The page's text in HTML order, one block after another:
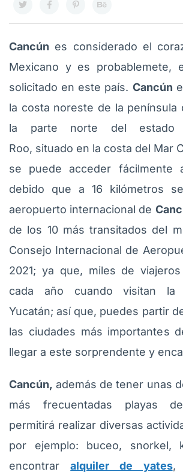
Cancún es considerado el
Mexicano y es probablemete,
solicitado en este país. Cancún
la costa noreste de la península
la parte norte del estado
Roo, situado en la costa del Mar
se puede acceder fácilmente
debido que a 16 kilómetros
aeropuerto internacional de
de los 10 más transitados del
Consejo Internacional de
2021; ya que, miles de
cada año cuando visitan la
Yucatán; así que, puedes partir
las ciudades más importantes
llegar a este sorprendente y
Cancún, además de tener unas
más frecuentadas playas
permitirá realizar diversas
por ejemplo: buceo, snorkel,
encontraralquiler de yates,